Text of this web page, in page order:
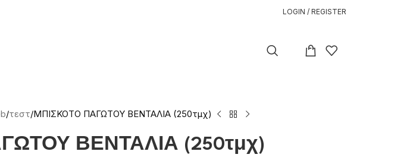
LOGIN / REGISTER
τεστ ΜΠΙΣΚΟΤΟ ΠΑΓΩΤΟΥ ΒΕΝΤΑΛΙΑ (250τμχ)
ΒΕΝΤΑΛΙΑ (250τμχ)